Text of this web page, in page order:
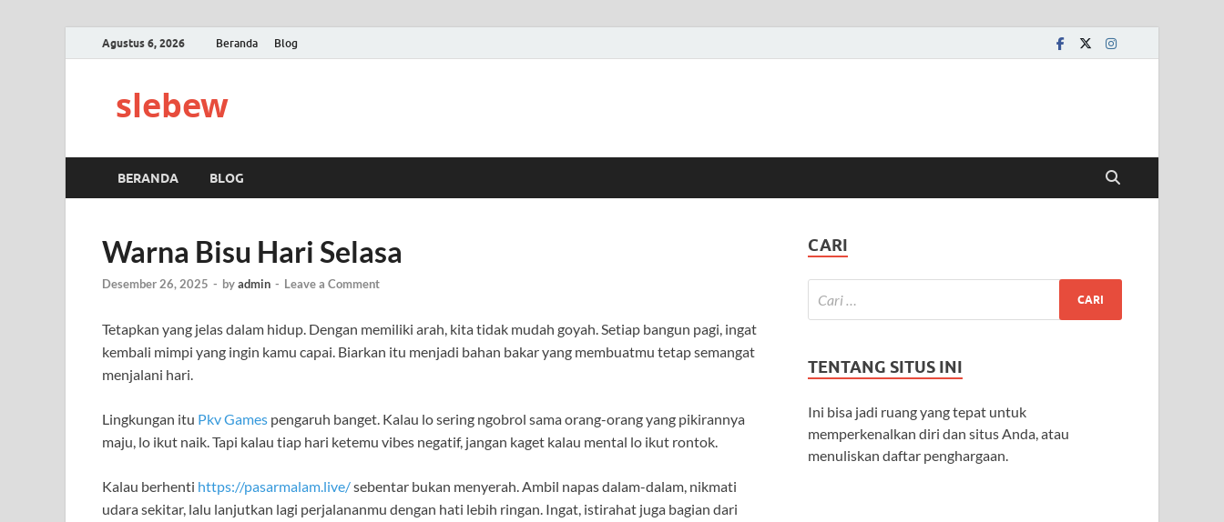
Agustus 6, 2026 Beranda Blog
slebew
BERANDA BLOG
Warna Bisu Hari Selasa
Desember 26, 2025 - byadmin - Leave a Comment
Tetapkan yang jelas dalam hidup. Dengan memiliki arah, kita tidak mudah goyah. Setiap bangun pagi, ingat
kembali mimpi yang ingin kamu capai. Biarkan itu menjadi bahan bakar yang membuatmu tetap semangat
menjalani hari.
Lingkungan itu Pkv Games pengaruh banget. Kalau lo sering ngobrol sama orang-orang yang pikirannya
maju, lo ikut naik. Tapi kalau tiap hari ketemu vibes negatif, jangan kaget kalau mental lo ikut rontok.
Kalau berhenti https://pasarmalam.live/sebentar bukan menyerah. Ambil napas dalam-dalam, nikmati
udara sekitar, lalu lanjutkan lagi perjalananmu dengan hati lebih ringan. Ingat, istirahat juga bagian dari
CARI
TENTANG SITUS INI
Ini bisa jadi ruang yang tepat untuk
memperkenalkan diri dan situs Anda, atau
menuliskan daftar penghargaan.